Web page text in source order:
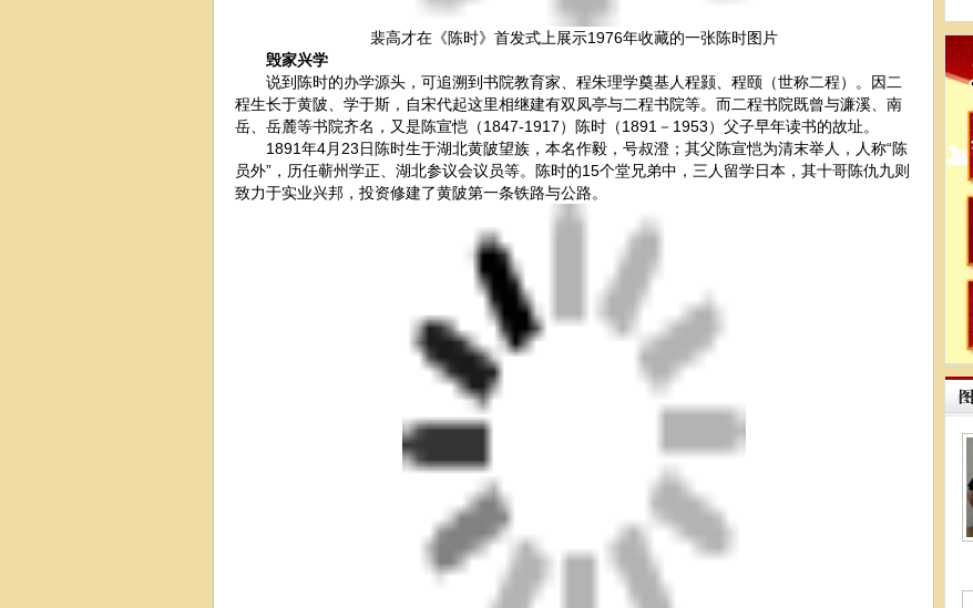
裴高才在《陈时》首发式上展示1976年收藏的一张陈时图片
毁家兴学
说到陈时的办学源头，可追溯到书院教育家、程朱理学奠基人程颢、程颐（世称二程）。因二
程生长于黄陂、学于斯，自宋代起这里相继建有双凤亭与二程书院等。而二程书院既曾与濂溪、南
岳、岳麓等书院齐名，又是陈宣恺（1847-1917）陈时（1891－1953）父子早年读书的故址。
1891年4月23日陈时生于湖北黄陂望族，本名作毅，号叔澄；其父陈宣恺为清末举人，人称“陈
员外”，历任蕲州学正、湖北参议会议员等。陈时的15个堂兄弟中，三人留学日本，其十哥陈仇九则
致力于实业兴邦，投资修建了黄陂第一条铁路与公路。